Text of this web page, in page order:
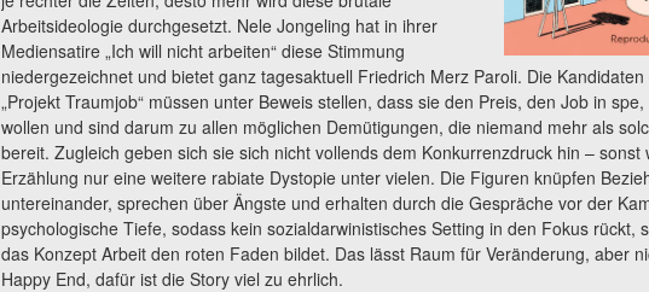
Arbeitsideologie durchgesetzt. Nele Jongeling hat in ihrer
Mediensatire „Ich will nicht arbeiten“ diese Stimmung
niedergezeichnet und bietet ganz tagesaktuell Friedrich Merz Paroli. Die Kandidaten
„Projekt Traumjob“ müssen unter Beweis stellen, dass sie den Preis, den Job in
wollen und sind darum zu allen möglichen Demütigungen, die niemand mehr als
bereit. Zugleich geben sich sie sich nicht vollends dem Konkurrenzdruck hin – sonst
Erzählung nur eine weitere rabiate Dystopie unter vielen. Die Figuren knüpfen
untereinander, sprechen über Ängste und erhalten durch die Gespräche vor der
psychologische Tiefe, sodass kein sozialdarwinistisches Setting in den Fokus rückt,
das Konzept Arbeit den roten Faden bildet. Das lässt Raum für Veränderung, aber
Happy End, dafür ist die Story viel zu ehrlich.